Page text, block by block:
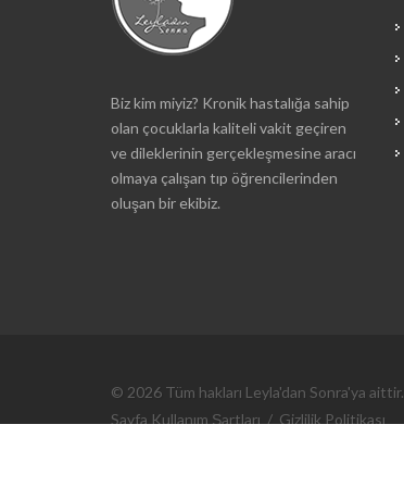
Biz kim miyiz? Kronik hastalığa sahip
olan çocuklarla kaliteli vakit geçiren
ve dileklerinin gerçekleşmesine aracı
olmaya çalışan tıp öğrencilerinden
oluşan bir ekibiz.
© 2026 Tüm hakları Leyla'dan Sonra'ya aittir.
Sayfa Kullanım Şartları/Gizlilik Politikası